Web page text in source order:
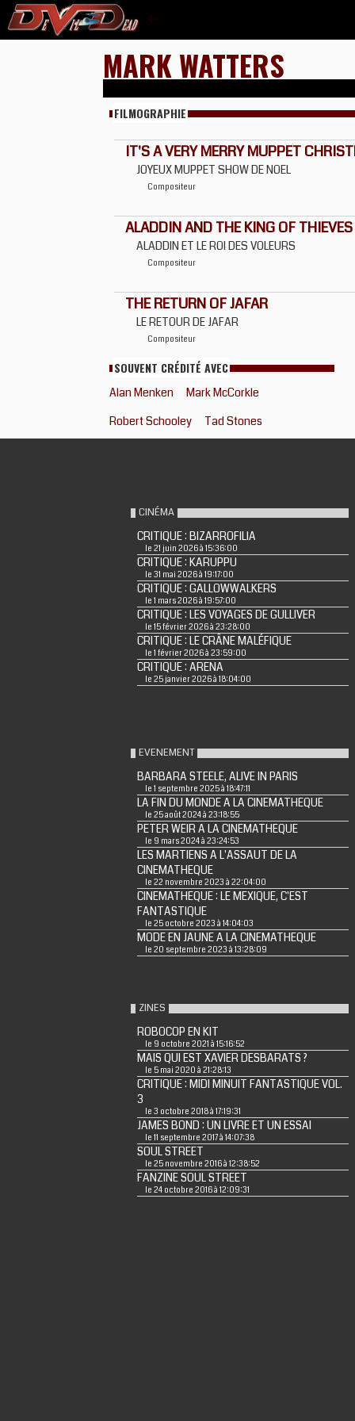
MARK WATTERS
FILMOGRAPHIE
IT'S A VERY MERRY MUPPET
JOYEUX MUPPET SHOW DE NOEL
Compositeur
ALADDIN AND THE KING OF THIEVES
ALADDIN ET LE ROI DES VOLEURS
Compositeur
THE RETURN OF JAFAR
LE RETOUR DE JAFAR
Compositeur
SOUVENT CRÉDITÉ AVEC
Alan Menken
Mark McCorkle
Robert Schooley
Tad Stones
CINÉMA
CRITIQUE : BIZARROFILIA
le 21 juin 2026 à 15:36:00
CRITIQUE : KARUPPU
le 31 mai 2026 à 19:17:00
CRITIQUE : GALLOWWALKERS
le 1 mars 2026 à 19:57:00
CRITIQUE : LES VOYAGES DE GULLIVER
le 15 février 2026 à 23:28:00
CRITIQUE : LE CRÂNE MALÉFIQUE
le 1 février 2026 à 23:59:00
CRITIQUE : ARENA
le 25 janvier 2026 à 18:04:00
EVENEMENT
BARBARA STEELE, ALIVE IN PARIS
le 1 septembre 2025 à 18:47:11
LA FIN DU MONDE A LA CINEMATHEQUE
le 25 août 2024 à 23:18:55
PETER WEIR A LA CINEMATHEQUE
le 9 mars 2024 à 23:24:53
LES MARTIENS A L'ASSAUT DE LA
CINEMATHEQUE
le 22 novembre 2023 à 22:04:00
CINEMATHEQUE : LE MEXIQUE, C'EST
FANTASTIQUE
le 25 octobre 2023 à 14:04:03
MODE EN JAUNE A LA CINEMATHEQUE
le 20 septembre 2023 à 13:28:09
ZINES
ROBOCOP EN KIT
le 9 octobre 2021 à 15:16:52
MAIS QUI EST XAVIER DESBARATS ?
le 5 mai 2020 à 21:28:13
CRITIQUE : MIDI MINUIT FANTASTIQUE VOL.
3
le 3 octobre 2018 à 17:19:31
JAMES BOND : UN LIVRE ET UN ESSAI
le 11 septembre 2017 à 14:07:38
SOUL STREET
le 25 novembre 2016 à 12:38:52
FANZINE SOUL STREET
le 24 octobre 2016 à 12:09:31